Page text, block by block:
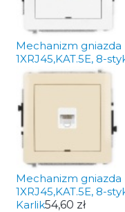
Mechanizm
1XRJ45,KAT.5E, 8-
Mechanizm
1XRJ45,KAT.5E, 8-
Karlik54,60 zł